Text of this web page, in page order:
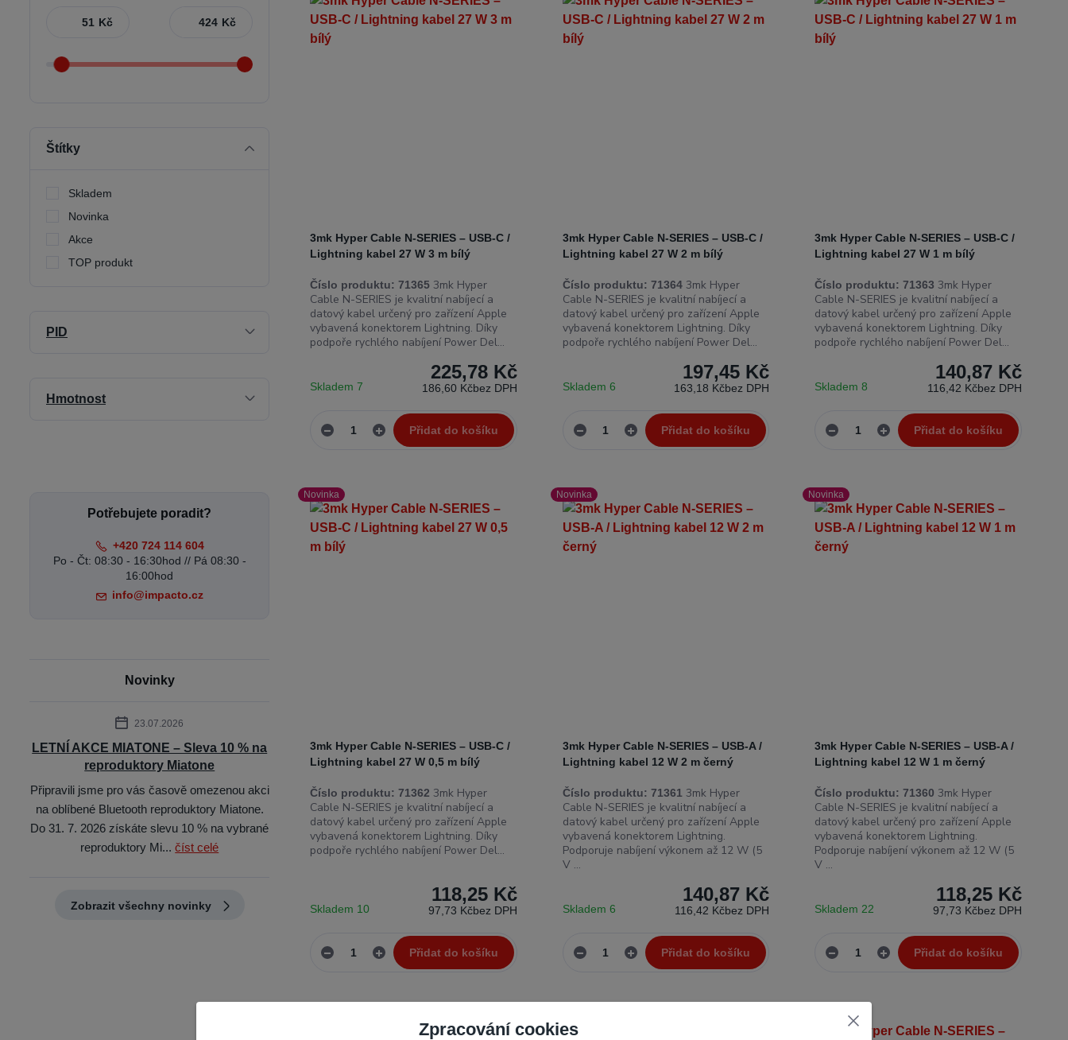
3mk Hyper Cable N-SERIES – USB-C /
Lightning kabel 27 W 3 m bílý
Číslo produktu: 71365 3mk Hyper
Cable N-SERIES je kvalitní nabíjecí a
datový kabel určený pro zařízení Apple
vybavená konektorem Lightning. Díky
podpoře rychlého nabíjení Power Del...
225,78 Kč
186,60 Kčbez DPH
Skladem 7
Přidat do košíku
3mk Hyper Cable N-SERIES – USB-C /
Lightning kabel 27 W 2 m bílý
Číslo produktu: 713643mk Hyper
Cable N-SERIES je kvalitní nabíjecí a
datový kabel určený pro zařízení Apple
vybavená konektorem Lightning. Díky
podpoře rychlého nabíjení Power Del...
197,45 Kč
163,18 Kčbez DPH
Skladem 6
Přidat do košíku
3mk Hyper Cable N-SERIES – USB-C /
Lightning kabel 27 W 1 m bílý
Číslo produktu: 71363 3mk Hyper
Cable N-SERIES je kvalitní nabíjecí a
datový kabel určený pro zařízení Apple
vybavená konektorem Lightning. Díky
podpoře rychlého nabíjení Power Del...
140,87 Kč
116,42 Kčbez DPH
Skladem 8
Přidat do košíku
Novinka
3mk Hyper Cable N-SERIES – USB-C /
Lightning kabel 27 W 0,5 m bílý
Číslo produktu: 71362 3mk Hyper
Cable N-SERIES je kvalitní nabíjecí a
datový kabel určený pro zařízení Apple
vybavená konektorem Lightning. Díky
podpoře rychlého nabíjení Power Del...
118,25 Kč
97,73 Kčbez DPH
Skladem 10
Přidat do košíku
Novinka
3mk Hyper Cable N-SERIES – USB-A /
Lightning kabel 12 W 2 m černý
Číslo produktu: 713613mk Hyper
Cable N-SERIES je kvalitní nabíjecí a
datový kabel určený pro zařízení Apple
vybavená konektorem Lightning.
Podporuje nabíjení výkonem až 12 W (5
V ...
140,87 Kč
116,42 Kčbez DPH
Skladem 6
Přidat do košíku
Novinka
3mk Hyper Cable N-SERIES – USB-A /
Lightning kabel 12 W 1 m černý
Číslo produktu: 71360 3mk Hyper
Cable N-SERIES je kvalitní nabíjecí a
datový kabel určený pro zařízení Apple
vybavená konektorem Lightning.
Podporuje nabíjení výkonem až 12 W (5
V ...
118,25 Kč
97,73 Kčbez DPH
Skladem 22
Přidat do košíku
Kč Kč
Štítky
Skladem
Novinka
Akce
TOP produkt
PID
Hmotnost
Potřebujete poradit?
+420 724 114 604
Po - Čt: 08:30 - 16:30hod // Pá 08:30 -
16:00hod
info@impacto.cz
Novinky
23.07.2026
LETNÍ AKCE MIATONE – Sleva 10 % na
reproduktory Miatone
Připravili jsme pro vás časově omezenou akci
na oblíbené Bluetooth reproduktory Miatone.
Do 31. 7. 2026 získáte slevu 10 % na vybrané
reproduktory Mi...číst celé
Zobrazit všechny novinky
Zpracování cookies